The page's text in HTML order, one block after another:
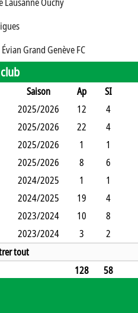
Grand Genève FC
Saison Ap
SI
2J CR Min
2025/2026 12
4
0 0 732
2025/2026 22
4
0 0 1328
2025/2026 1
1
0 0 23
2025/2026 8
6
0 0 368
2024/2025 1
1
0 0 51
2024/2025 19
4
0 1 1037
2023/2024 10
8
0 0 233
2023/2024 3
2
0
tout
128
58